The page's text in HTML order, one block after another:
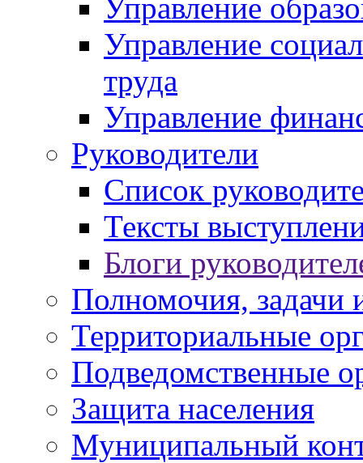
Управление
Управление
труда
Управление
Руководители
Список
Тексты
Блоги
Полномочия, задачи
Территориальные
Подведомственные
Защита населения
Муниципальный